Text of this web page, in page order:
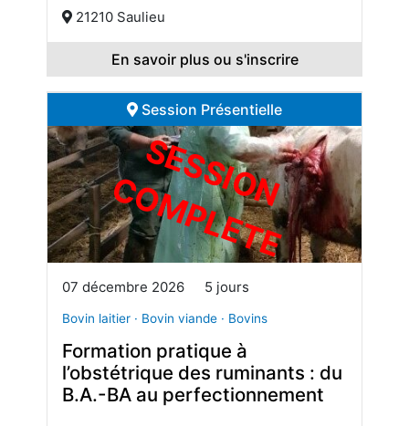
21210 Saulieu
En savoir plus ou s'inscrire
Session Présentielle
S
E
S
S
I
O
N C
O
M
P
L
E
T
E
07 décembre 2026 5 jours
Bovin laitier · Bovin viande · Bovins
Formation pratique à
l’obstétrique des ruminants : du
B.A.-BA au perfectionnement